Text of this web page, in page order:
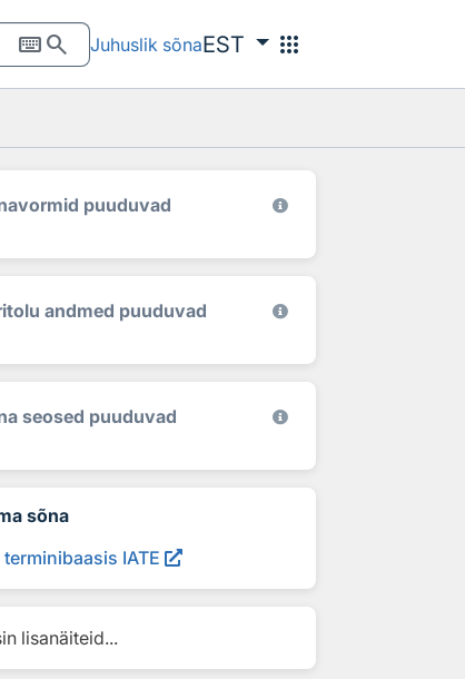
keyboardsearch Juhuslik sõnaEST apps
puuduvad
andmed puuduvad
seosed puuduvad
sõna
terminibaasis IATE
lisanäiteid...